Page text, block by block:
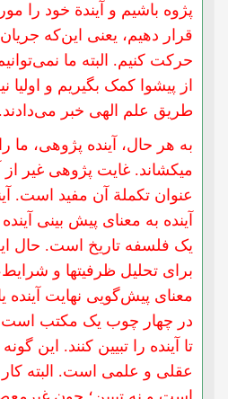
پژوه باشیم و آیندة خود را
قرار دهیم، یعنی این‌که
حرکت کنیم. البته ما
از پیشوا کمک بگیریم و اولیا
طریق علم الهی خبر می‌دادند.
به هر حال، آینده پژوهی،
میکشاند. غایت پژوهی غیر
عنوان تکملة آن مفید است.
آینده به معنای پیش بینی
یک فلسفه تاریخ است. حال
برای تحلیل ظرفیتها و
معنای پیش‌گویی نهایت آینده
در چهار چوب یک مکتب
تا آینده را تبیین کنند. این
عقلی و علمی‌ است. البته کار